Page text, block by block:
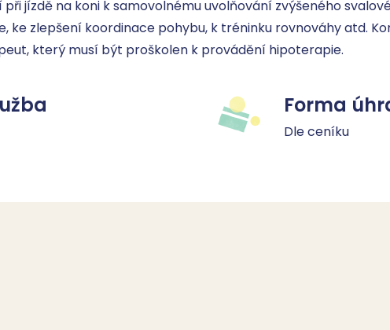
při jízdě na koni k samovolnému uvolňování zvýšeného
ke zlepšení koordinace pohybu, k tréninku rovnováhy atd.
který musí být proškolen k provádění hipoterapie.
Forma
Dle ceníku